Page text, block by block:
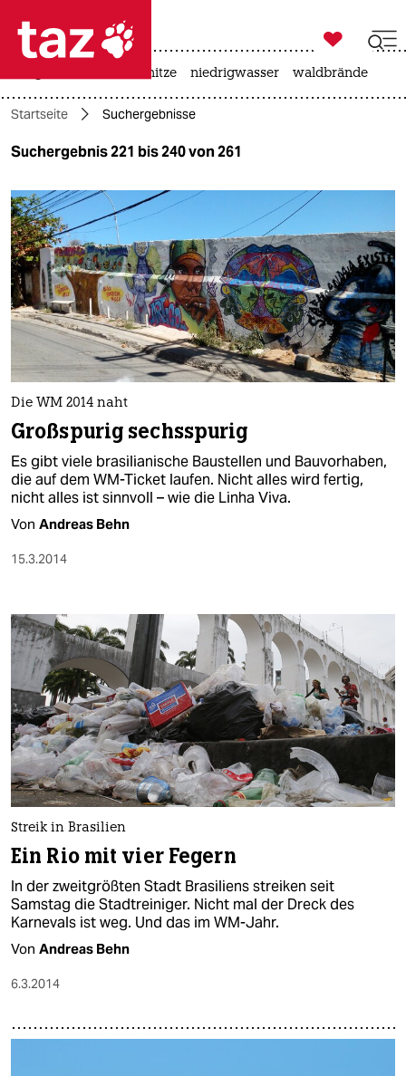
 taz zahl ich
taz zahl ich
themen
politik
öko
gesellschaft
kultur
sport
berlin
wahrheit
verlag
verlag
shop
fragen & hilfe
unterstützen
abo
genossenschaft

taz zahl ich
hitze niedrigwasser waldbrände
Startseite Suchergebnisse
Suchergebnis 221 bis 240 von 261
Die WM 2014 naht
Großspurig sechsspurig
Es gibt viele brasilianische Baustellen und Bauvorhaben,
die auf dem WM-Ticket laufen. Nicht alles wird fertig,
nicht alles ist sinnvoll – wie die Linha Viva.
Von Andreas Behn
15.3.2014
Streik in Brasilien
Ein Rio mit vier Fegern
In der zweitgrößten Stadt Brasiliens streiken seit
Samstag die Stadtreiniger. Nicht mal der Dreck des
Karnevals ist weg. Und das im WM-Jahr.
Von Andreas Behn
6.3.2014